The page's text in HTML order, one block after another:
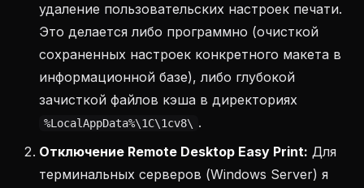
удаление пользовательских настроек печати.
Это делается либо программно (очисткой
сохраненных настроек конкретного макета в
информационной базе), либо глубокой
зачисткой файлов кэша в директориях
%LocalAppData%\1C\1cv8\ .
Отключение Remote Desktop Easy Print: Для
терминальных серверов (Windows Server) я